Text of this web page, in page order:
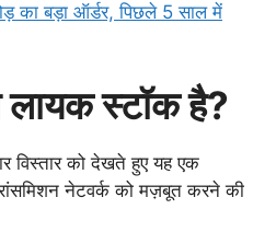
बड़ा ऑर्डर, पिछले 5 साल में
स्टॉक है?
विस्तार को देखते हुए यह एक
नेटवर्क को मज़बूत करने की